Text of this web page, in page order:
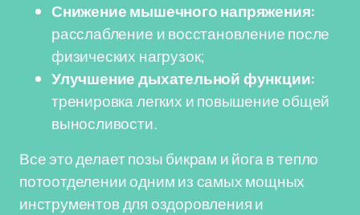
Снижение мышечного напряжения:
расслабление и восстановление после
физических нагрузок;
Улучшение дыхательной функции:
тренировка легких и повышение общей
выносливости.
Все это делает позы бикрам и йога в тепло
потоотделении одним из самых мощных
инструментов для оздоровления и